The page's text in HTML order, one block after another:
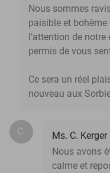
Nous sommes
paisible et
l’attention de
permis de vous
Ce sera un réel
nouveau aux
C.
Ms. C. Kerger
Nous avons
calme et